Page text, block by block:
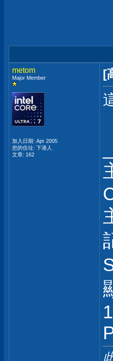
metom
Major Member
加入日期: Apr 2005
您的住址: 下港人
文章: 162
[